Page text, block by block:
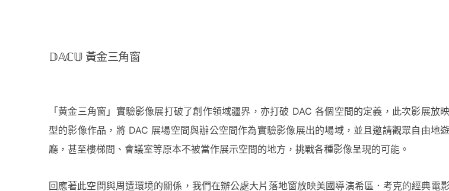
𝔻𝔸ℂ𝕌 黃金三角窗
「黃金三角窗」實驗影像展打破了創作領域疆界，亦打破 DAC 各個空間的定義，此次影展放
型的影像作品，將 DAC 展場空間與辦公空間作為實驗影像展出的場域，並且邀請觀眾自由地
廳，甚至樓梯間、會議室等原本不被當作展示空間的地方，挑戰各種影像呈現的可能。
回應著此空間與周遭環境的關係，我們在辦公處大片落地窗放映美國導演希區．考克的經典電